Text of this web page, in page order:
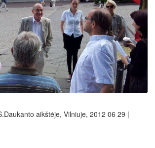
aikštėje, Vilniuje, 2012 06 29 |